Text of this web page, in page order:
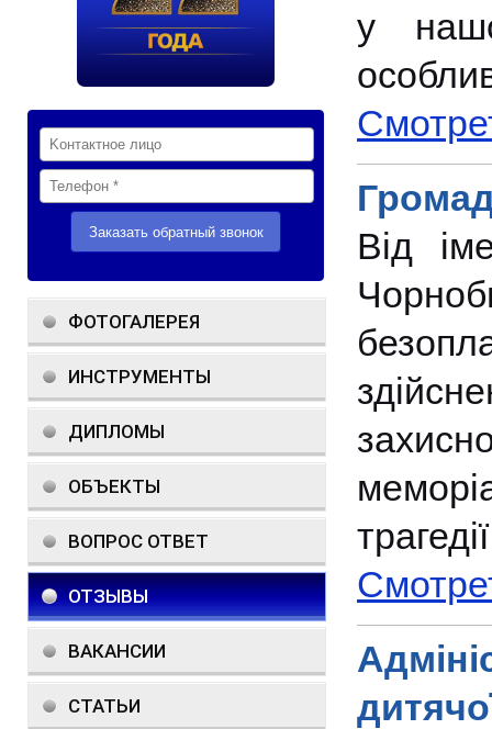
ФОТОГАЛЕРЕЯ
ИНСТРУМЕНТЫ
ДИПЛОМЫ
ОБЪЕКТЫ
ВОПРОС ОТВЕТ
ОТЗЫВЫ
ВАКАНСИИ
СТАТЬИ
у
Від